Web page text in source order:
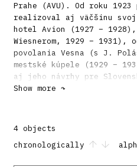
Prahe (AVU). Od roku
realizoval aj väčšinu
hotel Avion (1927 –
Wiesnerom, 1929 – 1931),
povolania Vesna (s J.
mestské kúpele (1929 –
aj jeho návrhy pre
žaba dokonca patrí v
pre Dolný Kubín, Košice,
Žilinu.
Show more ↷
4 objects
chronologically